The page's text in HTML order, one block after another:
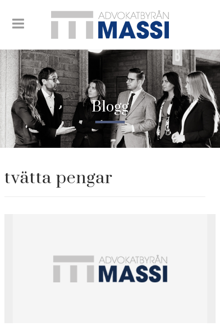
Blogg
tvätta pengar